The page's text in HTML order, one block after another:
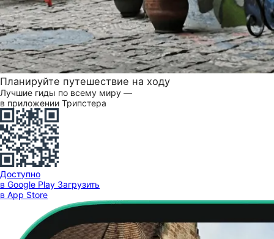
Планируйте путешествие на ходу
Лучшие гиды по всему миру —
в приложении Трипстера
Доступно
в Google Play Загрузить
в App Store